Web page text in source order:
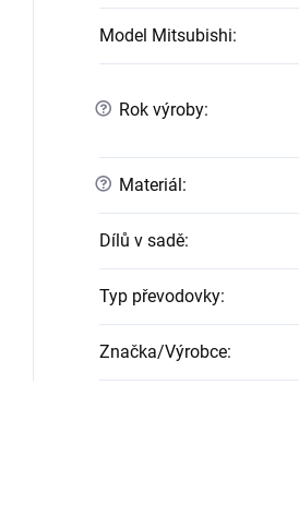
Model Mitsubishi:
? Rok výroby:
? Materiál :
Dílů v sadě:
Typ převodovky:
Značka/Výrobce: